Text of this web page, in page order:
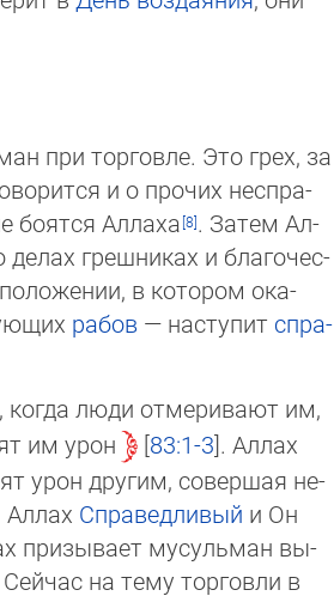
при торговле. Это грех, за
и о прочих нес­пра­
бо­ят­ся Аллаха
. За­тем Ал­
делах грешни­ках и благо­чес­
в котором ока­
рабов — наступит спра­
люди отмеривают им,
им урон
83:1-3 . Аллах
урон другим, совершая не­
Аллах Спра­вед­ливый и Он
призывает мусуль­ман вы­
Сейчас на тему торговли в